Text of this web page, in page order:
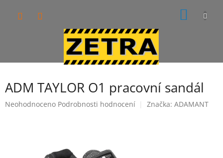
ADM TAYLOR O1 pracovní sandál
Průměrné
Neohodnoceno Podrobnosti hodnocení Značka: ADAMANT